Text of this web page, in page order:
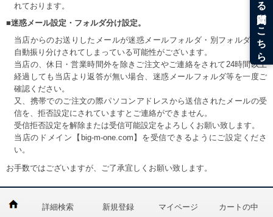
れております。
■迷惑メール設定・フォルダ分け設定。
当店からのお送りしたメールが迷惑メールフォルダ・別フォルダ等へ
自動振り分けされてしまっている可能性がございます。
当店の、休日・営業時間外を除きご注文やご連絡をされて24時間以上
経過しても当店より返答が無い場合、迷惑メールフォルダ等を一度ご
確認ください。
又、携帯でのご注文の際パソコンアドレスから送信されたメールの受
信を、拒否設定にされていますとご連絡ができません。
受信拒否設定を解除または受信可能設定をよろしくお願い致します。
当店のドメイン【big-m-one.com】を受信できるようにご設定くださ
い。
お手数ではございますが、ご了承宜しくお願い致します。
詳細検索 新規登録 マイページ カートの中